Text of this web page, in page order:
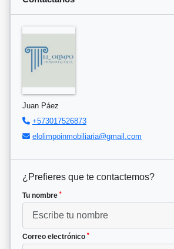
Juan Páez
+573017526873
elolimpoinmobiliaria@gmail.com
¿Prefieres que te contactemos?
Tu nombre *
Correo electrónico *